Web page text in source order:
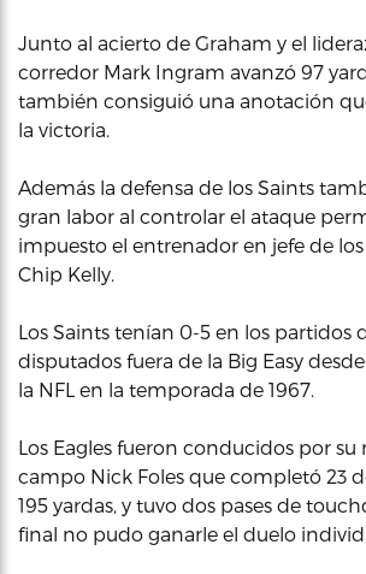
Junto al acierto de Graham y el
corredor Mark Ingram avanzó 97
también consiguió una anotación
la victoria.
Además la defensa de los Saints
gran labor al controlar el ataque
impuesto el entrenador en jefe de los
Chip Kelly.
Los Saints tenían 0-5 en los partidos
disputados fuera de la Big Easy
la NFL en la temporada de 1967.
Los Eagles fueron conducidos por su
campo Nick Foles que completó 23
195 yardas, y tuvo dos pases de
final no pudo ganarle el duelo